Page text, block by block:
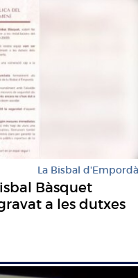
La Bisbal d'Empordà
Bàsquet
a les dutxes